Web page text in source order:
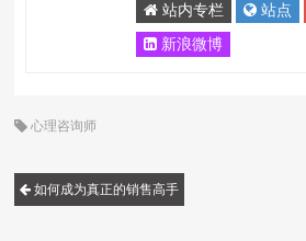
站内专栏 站点
新浪微博
心理咨询师
如何成为真正的销售高手